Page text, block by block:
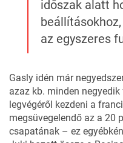
időszak alatt
az egyszeres
Gasly idén már
azaz kb. minden
legvégéről kezdeni a
megsüvegelendő az a 20
csapatának – ez